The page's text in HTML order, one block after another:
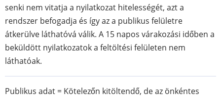
senki nem vitatja a nyilatkozat hitelességét, azt a
rendszer befogadja és így az a publikus felületre
átkerülve láthatóvá válik. A 15 napos várakozási időben a
beküldött nyilatkozatok a feltöltési felületen nem
láthatóak.
Publikus adat = Kötelezőn kitöltendő, de az önkéntes